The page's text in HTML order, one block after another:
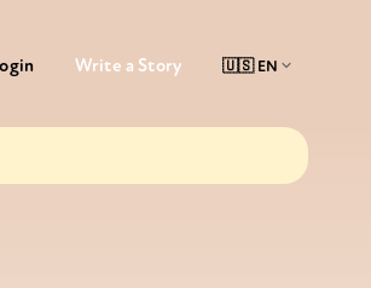
Write a Story